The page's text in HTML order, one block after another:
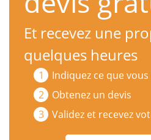
Et recevez une
quelques heures
Indiquez ce que
Obtenez un devis
Validez et recevez